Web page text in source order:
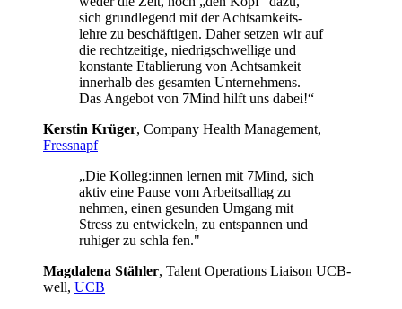
sich grund­le­gend mit der Acht­sam­keits­
lehre zu beschäf­ti­gen. Daher setzen wir auf
die recht­zei­tige, nied­rig­schwel­lige und
kon­stante Eta­blie­rung von Acht­sam­keit
inner­halb des gesam­ten Unterneh­mens.
Das Ange­bot von 7Mind hilft uns dabei!“
Kers­tin Krüger, Com­pany Health Manage­ment,
Fressnapf
„Die Kolleg:innen lernen mit 7Mind, sich
aktiv eine Pause vom Arbeitsalltag zu
nehmen, einen gesunden Umgang mit
Stress zu entwickeln, zu entspannen und
ruhiger zu schla fen."
Mag­da­lena Stäh­ler, Talent Operations Liaison UCB­
well, UCB